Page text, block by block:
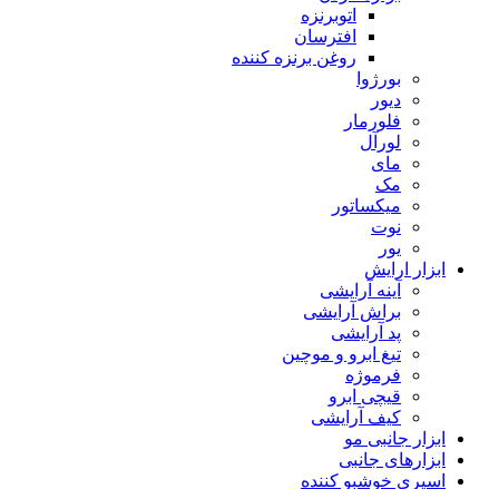
اتوبرنزه
افترسان
روغن برنزه کننده
بورژوا
دیور
فلورمار
لورآل
مای
مک
میکساتور
نوت
یور
ابزار ارایش
آینه آرایشی
براش آرایشی
پد آرایشی
تیغ ابرو و موچین
فرموژه
قیچی ابرو
کیف آرایشی
ابزار جانبی مو
ابزارهای جانبی
اسپری خوشبو کننده